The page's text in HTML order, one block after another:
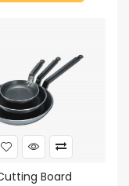
Board